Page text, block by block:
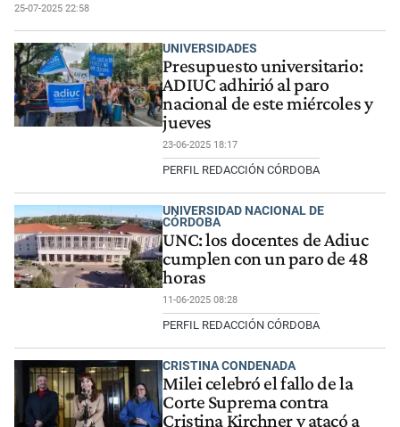
25-07-2025 22:58
UNIVERSIDADES
Presupuesto universitario:
ADIUC adhirió al paro
nacional de este miércoles y
jueves
23-06-2025 18:17
PERFIL REDACCIÓN CÓRDOBA
UNIVERSIDAD NACIONAL DE
CÓRDOBA
UNC: los docentes de Adiuc
cumplen con un paro de 48
horas
11-06-2025 08:28
PERFIL REDACCIÓN CÓRDOBA
CRISTINA CONDENADA
Milei celebró el fallo de la
Corte Suprema contra
Cristina Kirchner y atacó a